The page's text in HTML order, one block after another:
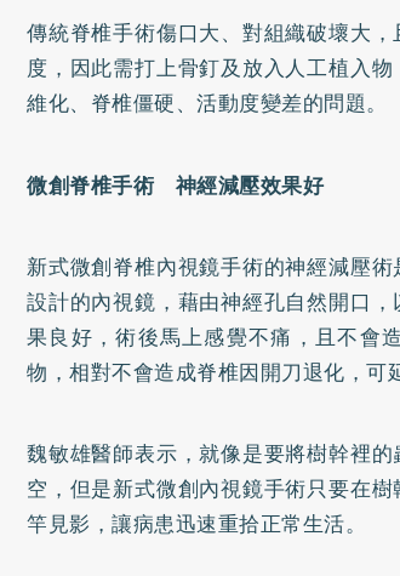
傳統脊椎手術傷口大、對組織破壞大
度，因此需打上骨釘及放入人工植入
維化、脊椎僵硬、活動度變差的問題。
微創脊椎手術 神經減壓效果好
新式微創脊椎內視鏡手術的神經減壓
設計的內視鏡，藉由神經孔自然開口
果良好，術後馬上感覺不痛，且不會
物，相對不會造成脊椎因開刀退化，可
魏敏雄醫師表示，就像是要將樹幹裡
空，但是新式微創內視鏡手術只要在
竿見影，讓病患迅速重拾正常生活。